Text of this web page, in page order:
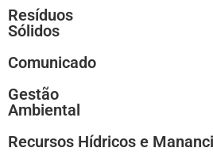
Resíduos
Sólidos
Comunicado
Gestão
Ambiental
Recursos Hídricos e